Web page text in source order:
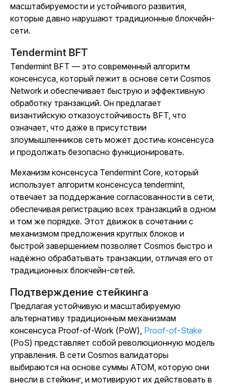
масштабируемости и устойчивого развития,
которые давно нарушают традиционные блокчейн-
сети.
Tendermint BFT
Tendermint BFT — это современный алгоритм
консенсуса, который лежит в основе сети Cosmos
Network и обеспечивает быструю и эффективную
обработку транзакций. Он предлагает
византийскую отказоустойчивость BFT, что
означает, что даже в присутствии
злоумышленников сеть может достичь консенсуса
и продолжать безопасно функционировать.
Механизм консенсуса Tendermint Core, который
использует алгоритм консенсуса tendermint,
отвечает за поддержание согласованности в сети,
обеспечивая регистрацию всех транзакций в одном
и том же порядке. Этот движок в сочетании с
механизмом предложения круглых блоков и
быстрой завершением позволяет Cosmos быстро и
надёжно обрабатывать транзакции, отличая его от
традиционных блокчейн-сетей.
Подтверждение стейкинга
Предлагая устойчивую и масштабируемую
альтернативу традиционным механизмам
консенсуса Proof-of-Work (PoW), Proof-of-Stake
(PoS) представляет собой революционную модель
управления. В сети Cosmos валидаторы
выбираются на основе суммы ATOM, которую они
внесли в стейкинг, и мотивируют их действовать в